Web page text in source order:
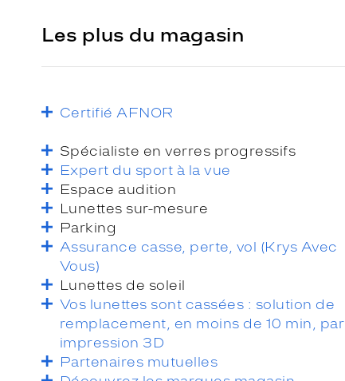
Les plus du magasin
Certifié AFNOR
Spécialiste en verres progressifs
Expert du sport à la vue
Espace audition
Lunettes sur-mesure
Parking
Assurance casse, perte, vol (Krys Avec
Vous)
Lunettes de soleil
Vos lunettes sont cassées : solution de
remplacement, en moins de 10 min, par
impression 3D
Partenaires mutuelles